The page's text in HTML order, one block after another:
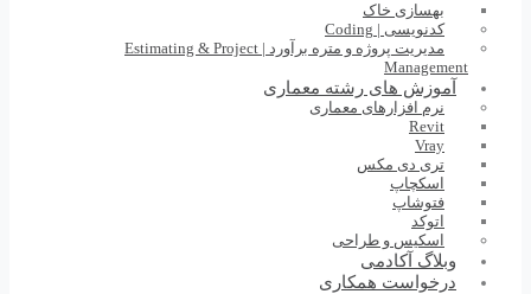
بهسازی خاک
کدنویسی | Coding
مدیریت پروژه و متره برآورد | Estimating & Project
Management
آموزش های رشته معماری
نرم افزارهای معماری
Revit
Vray
تری دی مکس
اسکچاپ
فتوشاپ
اتوکد
اسکیس و طراحی
وبلاگ آکادمی
درخواست همکاری